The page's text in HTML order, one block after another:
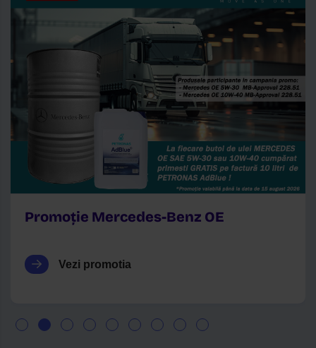
Promoție Mercedes-Benz OE
Vezi promotia